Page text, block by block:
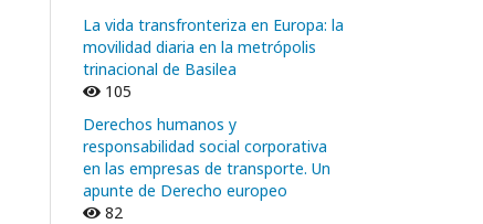
La vida transfronteriza en Europa: la
movilidad diaria en la metrópolis
trinacional de Basilea
105
Derechos humanos y
responsabilidad social corporativa
en las empresas de transporte. Un
apunte de Derecho europeo
82